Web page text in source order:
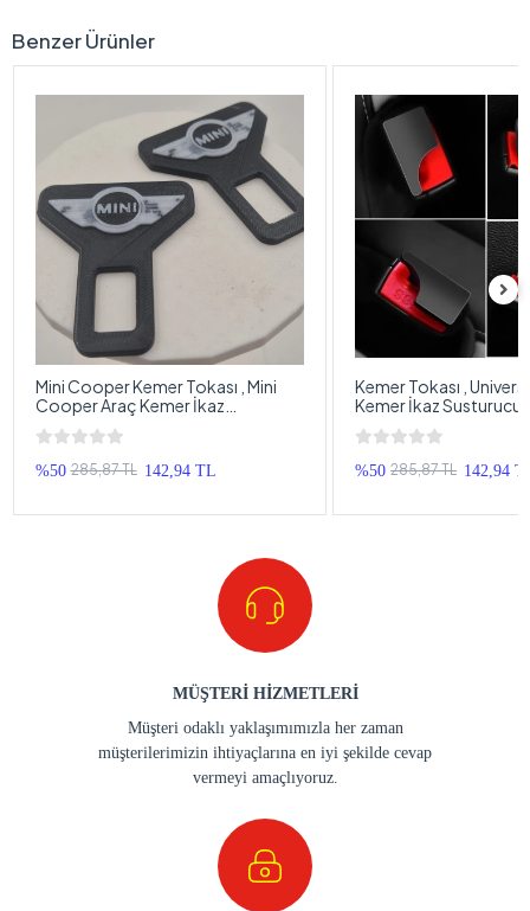
Benzer Ürünler
Mini Cooper Kemer Tokası , Mini
Cooper Araç Kemer İkaz
Susturucu , Mini Cooper Kemer Bip
Bip Susturucu - 2 Adet
%50 285,87 TL 142,94 TL
Kemer Tokası ,
Kemer İkaz Susturucu
Bip Susturucu - 2 Adet
%50 285,87 TL 142,94
MÜŞTERİ HİZMETLERİ
Müşteri odaklı yaklaşımımızla her zaman
müşterilerimizin ihtiyaçlarına en iyi şekilde cevap
vermeyi amaçlıyoruz.